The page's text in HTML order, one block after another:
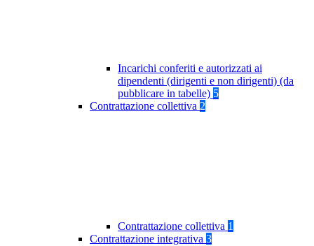
Incarichi conferiti e autorizzati ai
dipendenti (dirigenti e non dirigenti) (da
pubblicare in tabelle) 5
Contrattazione collettiva 2
Contrattazione collettiva 1
Contrattazione integrativa 3